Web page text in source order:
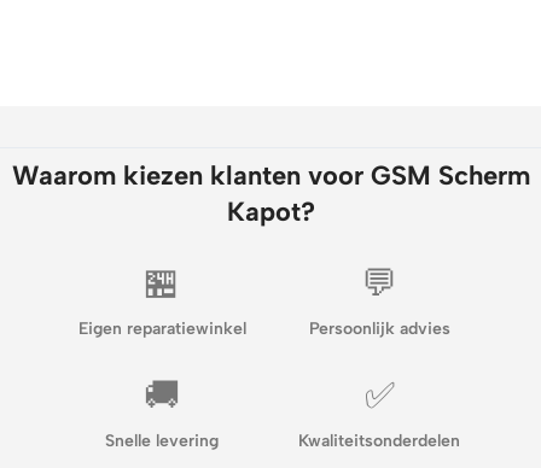
Waarom kiezen klanten voor GSM Scherm
Kapot?
🏪
Eigen reparatiewinkel
💬
Persoonlijk advies
🚚
Snelle levering
✅
Kwaliteitsonderdelen